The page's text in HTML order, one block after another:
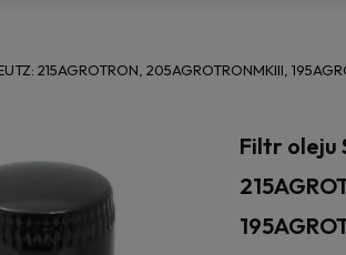
215AGROTRON, 205AGROTRONMKIII,
Filtr oleju